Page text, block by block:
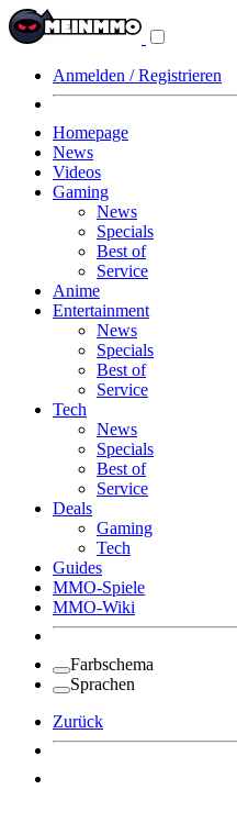
Anmelden / Registrieren
Homepage
News
Videos
Gaming
News
Specials
Best of
Service
Anime
Entertainment
News
Specials
Best of
Service
Tech
News
Specials
Best of
Service
Deals
Gaming
Tech
Guides
MMO-Spiele
MMO-Wiki
Farbschema
Sprachen
Zurück